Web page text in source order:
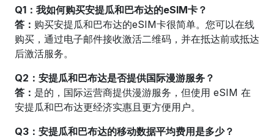
Q1：我如何购买安提瓜和巴布达的eSIM卡？
答： 购买安提瓜和巴布达的eSIM卡很简单。您可以在线
购买，通过电子邮件接收激活二维码，并在抵达前或抵达
后激活服务。
Q2：安提瓜和巴布达是否提供国际漫游服务？
答： 是的，国际运营商提供漫游服务，但使用 eSIM 在
安提瓜和巴布达更经济实惠且更方便用户。
Q3：安提瓜和巴布达的移动数据平均费用是多少？